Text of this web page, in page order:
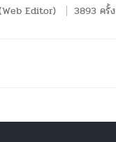
Editor) 3893 ครั้ง